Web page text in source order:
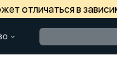
отличаться в